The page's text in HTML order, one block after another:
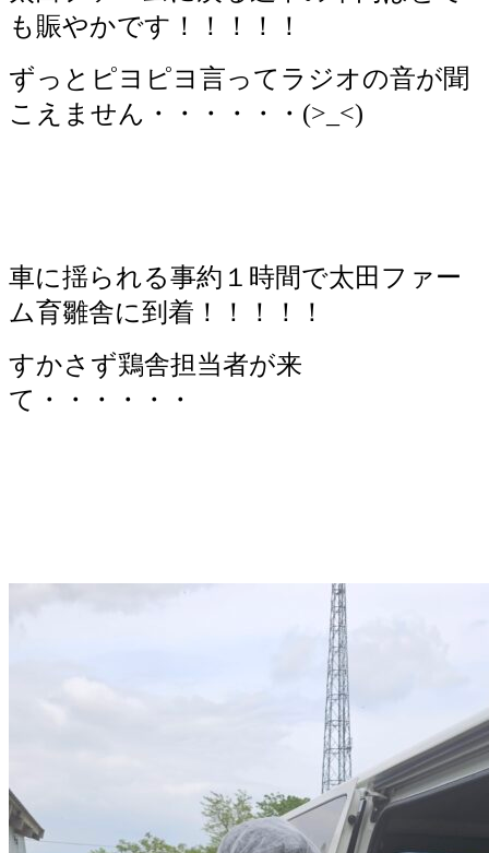
も賑やかです！！！！！
ずっとピヨピヨ言ってラジオの音が聞
こえません・・・・・・(>_<)
車に揺られる事約１時間で太田ファー
ム育雛舎に到着！！！！！
すかさず鶏舎担当者が来
て・・・・・・